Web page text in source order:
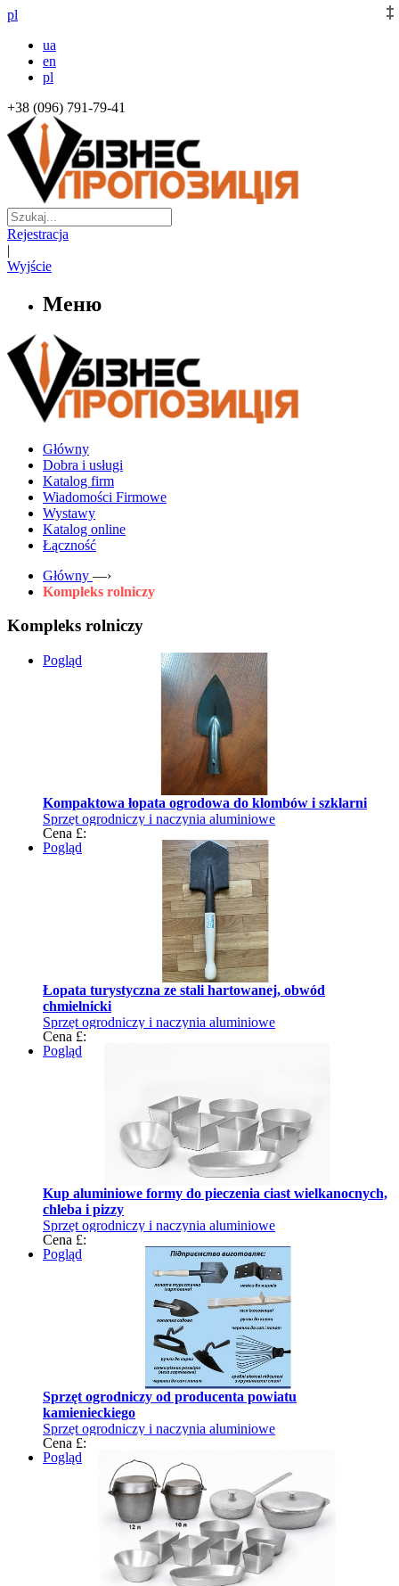
pl
ua
en
pl
+38 (096) 791-79-41
Rejestracja
|
Wyjście
Меню
Główny
Dobra i usługi
Katalog firm
Wiadomości Firmowe
Wystawy
Katalog online
Łączność
Główny —›
Kompleks rolniczy
Kompleks rolniczy
Pogląd
Kompaktowa łopata ogrodowa do klombów i szklarni
Sprzęt ogrodniczy i naczynia aluminiowe
Cena £:
Pogląd
Łopata turystyczna ze stali hartowanej, obwód
chmielnicki
Sprzęt ogrodniczy i naczynia aluminiowe
Cena £:
Pogląd
Kup aluminiowe formy do pieczenia ciast wielkanocnych,
chleba i pizzy
Sprzęt ogrodniczy i naczynia aluminiowe
Cena £:
Pogląd
Sprzęt ogrodniczy od producenta powiatu
kamienieckiego
Sprzęt ogrodniczy i naczynia aluminiowe
Cena £:
Pogląd